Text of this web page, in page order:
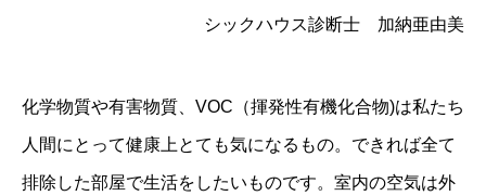
シックハウス診断士 加納亜由美
化学物質や有害物質、VOC（揮発性有機化合物)は私たち
人間にとって健康上とても気になるもの。できれば全て
排除した部屋で生活をしたいものです。室内の空気は外